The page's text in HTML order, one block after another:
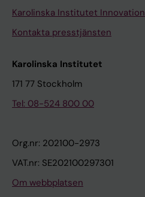
Karolinska Institutet Innovation
Kontakta presstjänsten
Karolinska Institutet
171 77 Stockholm
Tel: 08-524 800 00
Org.nr: 202100-2973
VAT.nr: SE202100297301
Om webbplatsen